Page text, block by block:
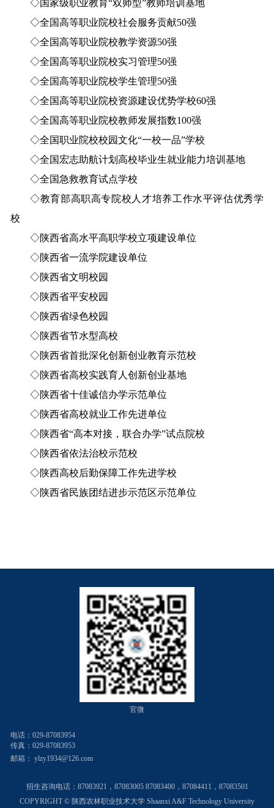
◇国家级职业教育“双师型”教师培训基地
◇全国高等职业院校社会服务贡献50强
◇全国高等职业院校教学资源50强
◇全国高等职业院校实习管理50强
◇全国高等职业院校学生管理50强
◇全国高等职业院校资源建设优势学校60强
◇全国高等职业院校教师发展指数100强
◇全国职业院校校园文化“一校一品”学校
◇全国宏志助航计划高校毕业生就业能力培训基地
◇全国急救教育试点学校
◇教育部高职高专院校人才培养工作水平评估优秀学
校
◇陕西省高水平高职学校立项建设单位
◇陕西省一流学院建设单位
◇陕西省文明校园
◇陕西省平安校园
◇陕西省绿色校园
◇陕西省节水型高校
◇陕西省首批深化创新创业教育示范校
◇陕西省高校实践育人创新创业基地
◇陕西省十佳诚信办学示范单位
◇陕西省高校就业工作先进单位
◇陕西省“高本对接，联合办学”试点院校
◇陕西省依法治校示范校
◇陕西高校后勤保障工作先进学校
◇陕西省民族团结进步示范区示范单位
官微
电话：029-87083954
传真：029-87083953
邮箱： ylzy1934@126.com
招生咨询电话： 87083921，87083005 87083400，87084411，87083501
COPYRIGHT © 陕西农林职业技术大学 Shaanxi A&F Technology University